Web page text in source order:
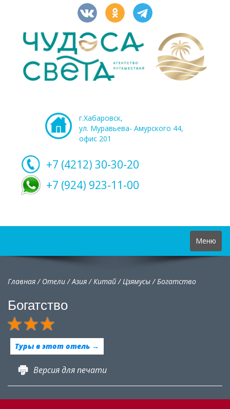
г.Хабаровск,
ул. Муравьева- Амурского 44,
офис 201
+7 (4212) 30-30-20
+7 (924) 923-11-00
Toggle
navigation
Меню
Главная/ Отели/Азия/Китай/Цзямусы /Богатство
Богатство
Туры в этот отель →
Версия для печати